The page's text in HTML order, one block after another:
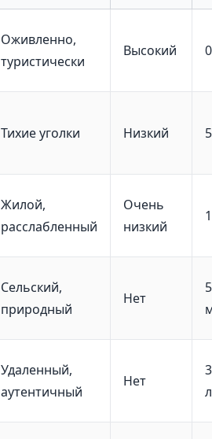
Оживленно,
туристически
Высокий
Тихие уголки Низкий
Жилой,
расслабленный
Очень
низкий
Сельский,
природный
Нет
Удаленный,
аутентичный
Нет